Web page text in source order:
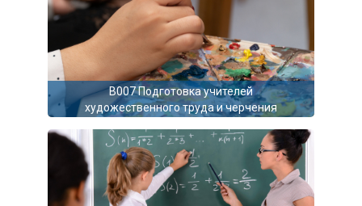
B007 Подготовка учителей
художественного труда и черчения